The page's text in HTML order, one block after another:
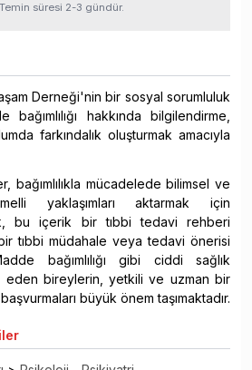
Temin süresi 2-3 gündür.
Derneği'nin bir sosyal sorumluluk
hakkında bilgilendirme,
farkındalık oluşturmak amacıyla
bağımlılıkla mücadelede bilimsel ve
yaklaşımları aktarmak için
bu içerik bir tıbbi tedavi rehberi
tıbbi müdahale veya tedavi önerisi
bağımlılığı gibi ciddi sağlık
eden bireylerin, yetkili ve uzman bir
büyük önem taşımaktadır.